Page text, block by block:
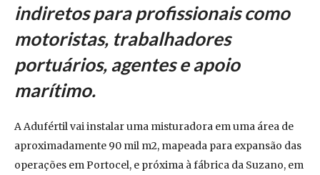
indiretos para profissionais como
motoristas, trabalhadores
portuários, agentes e apoio
marítimo.
A Adufértil vai instalar uma misturadora em uma área de
aproximadamente 90 mil m2, mapeada para expansão das
operações em Portocel, e próxima à fábrica da Suzano, em